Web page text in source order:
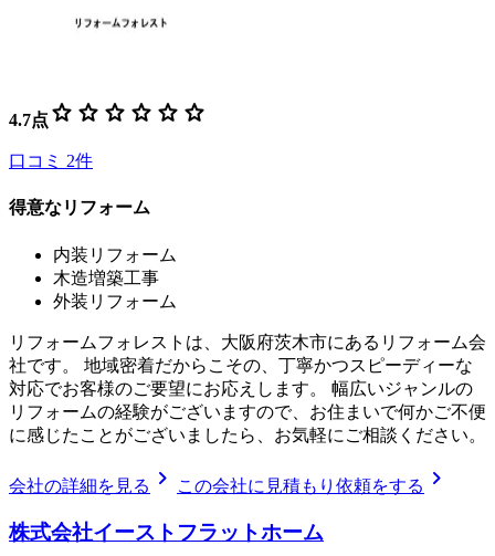
4.7点 star star star star star star
口コミ 2件
得意なリフォーム
内装リフォーム
木造増築工事
外装リフォーム
リフォームフォレストは、大阪府茨木市にあるリフォーム会
社です。 地域密着だからこその、丁寧かつスピーディーな
対応でお客様のご要望にお応えします。 幅広いジャンルの
リフォームの経験がございますので、お住まいで何かご不便
に感じたことがございましたら、お気軽にご相談ください。
会社の詳細を見る chevron_right この会社に見積もり依頼をする chevron_right
株式会社イーストフラットホーム